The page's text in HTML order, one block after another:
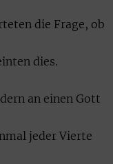
die Frage, ob
dies.
an einen Gott
jeder Vierte